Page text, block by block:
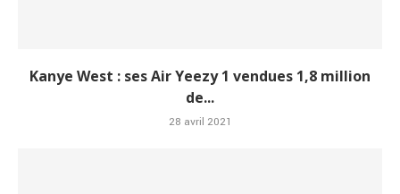
Kanye West : ses Air Yeezy 1 vendues 1,8 million
de...
28 avril 2021